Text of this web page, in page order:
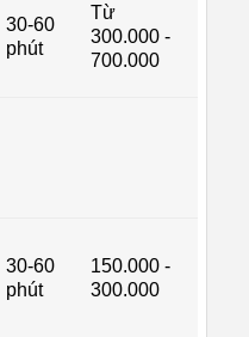
30-60
phút
Từ
300.000 -
700.000
30-60
phút
150.000 -
300.000